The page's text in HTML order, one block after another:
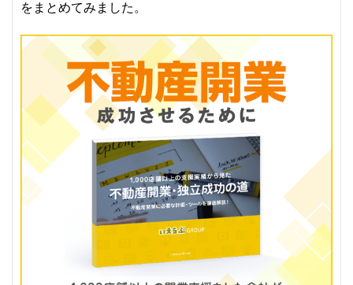
をまとめてみました。